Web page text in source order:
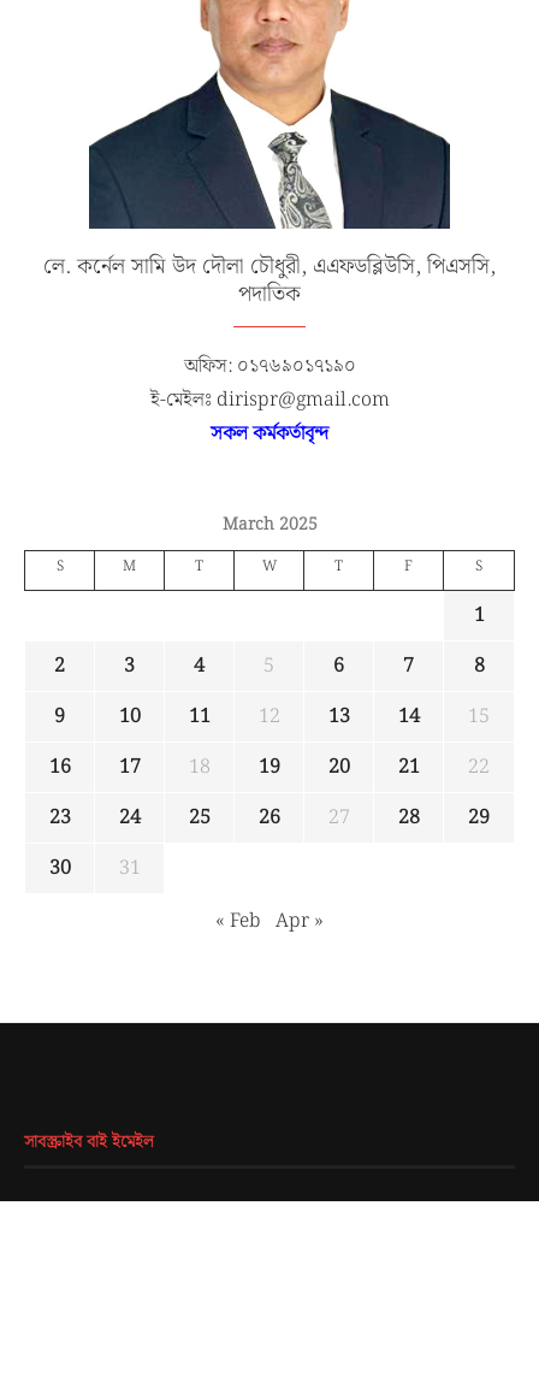
লে. কর্নেল সামি উদ দৌলা চৌধুরী, এএফডব্লিউসি, পিএসসি,
পদাতিক
অফিস: ০১৭৬৯০১৭১৯০
ই-মেইলঃ dirispr@gmail.com
সকল কর্মকর্তাবৃন্দ
March 2025
S M T W T F S
1
2
3 4 5 6 7
8
9
10 11 12 13 14
15
16
17 18 19 20 21
22
23
24 25 26 27 28
29
30
31
« Feb Apr »
সাবস্ক্রাইব বাই ইমেইল